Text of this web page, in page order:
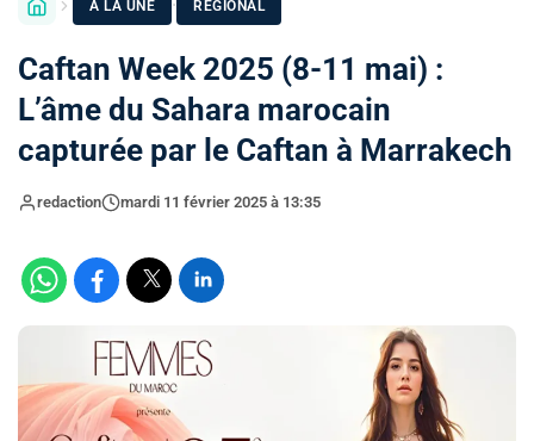
À LA UNE · RÉGIONAL
Caftan Week 2025 (8-11 mai) :
L’âme du Sahara marocain
capturée par le Caftan à Marrakech
redaction mardi 11 février 2025 à 13:35